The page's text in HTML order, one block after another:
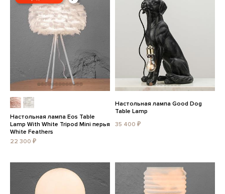
Настольная лампа Eos Table
Lamp With White Tripod Mini перья
White Feathers
22 300 ₽
Настольная лампа Good Dog
Table Lamp
35 400 ₽